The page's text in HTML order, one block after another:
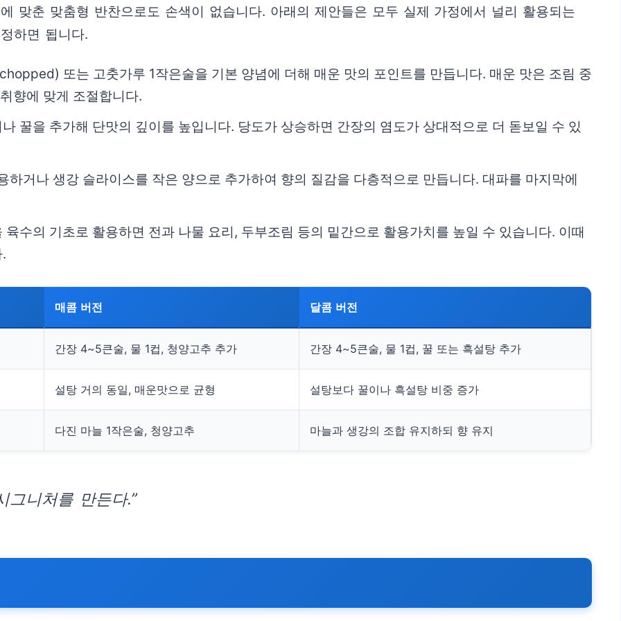
맞춘 맞춤형 반찬으로도 손색이 없습니다. 아래의 제안들은 모두 실제 가정에서 널리 활용되는
하면 됩니다.
또는 고춧가루 1작은술을 기본 양념에 더해 매운 맛의 포인트를 만듭니다. 매운 맛은 조림 중
향에 맞게 조절합니다.
꿀을 추가해 단맛의 깊이를 높입니다. 당도가 상승하면 간장의 염도가 상대적으로 더 돋보일 수 있
하거나 생강 슬라이스를 작은 양으로 추가하여 향의 질감을 다층적으로 만듭니다. 대파를 마지막에
수의 기초로 활용하면 전과 나물 요리, 두부조림 등의 밑간으로 활용가치를 높일 수 있습니다. 이때
매콤 버전 달콤 버전
간장 4~5큰술, 물 1컵, 청양고추 추가 간장 4~5큰술, 물 1컵, 꿀 또는 흑설탕 추가
설탕 거의 동일, 매운맛으로 균형 설탕보다 꿀이나 흑설탕 비중 증가
다진 마늘 1작은술, 청양고추 마늘과 생강의 조합 유지하되 향 유지
그니처를 만든다.”